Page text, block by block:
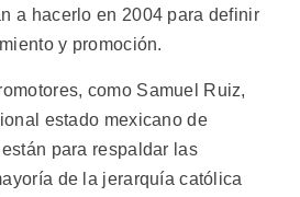
a hacerlo en 2004 para definir
y promoción.
como Samuel Ruiz,
estado mexicano de
para respaldar las
de la jerarquía católica